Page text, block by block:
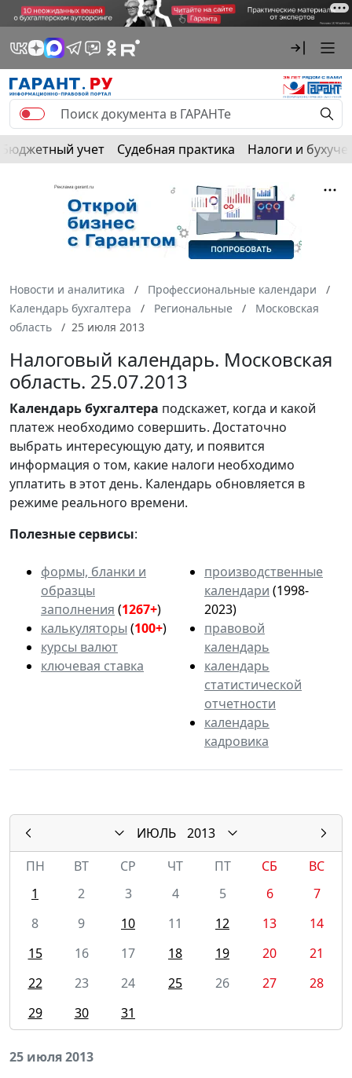
Бюджетный учет Судебная практика Налоги и
Новости и аналитика
Профессиональные календари
Календарь бухгалтера
Региональные
Московская
область
25 июля 2013
Налоговый календарь. Московская
область. 25.07.2013
Календарьбухгалтера подскажет, когда и какой
платеж необходимо совершить. Достаточно
выбрать интересующую дату, и появится
информация о том, какие налоги необходимо
уплатить в этот день. Календарь обновляется в
режиме реального времени.
Полезные сервисы:
формы, бланки и
образцы
заполнения (1267+)
калькуляторы (100+)
курсы валют
ключевая ставка
производственные
календари (1998-
2023)
правовой
календарь
календарь
статистической
отчетности
календарь
кадровика
ИЮЛЬ
2013
ПН
ВТ СР ЧТ ПТ СБ
ВС
1
2 3 4 5 6
7
8
9 10 11 12 13
14
15
16 17 18 19 20
21
22
23 24 25 26 27
28
29
30 31
25 июля 2013